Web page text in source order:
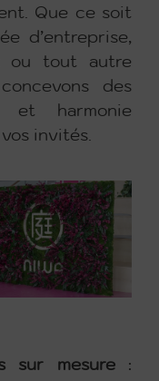
Que ce soit
d’entreprise,
ou tout autre
des
et harmonie
invités.
sur mesure: